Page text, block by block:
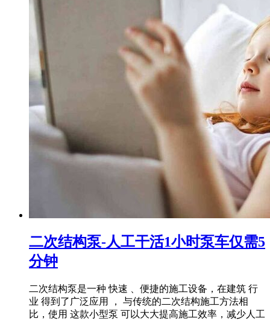
二次结构泵-人工干活1小时泵车仅需5
分钟
二次结构泵是一种 快速 、便捷的施工设备，在建筑 行
业 得到了广泛应用 ， 与传统的二次结构施工方法相
比，使用 这款小型泵 可以大大提高施工效率，减少人工